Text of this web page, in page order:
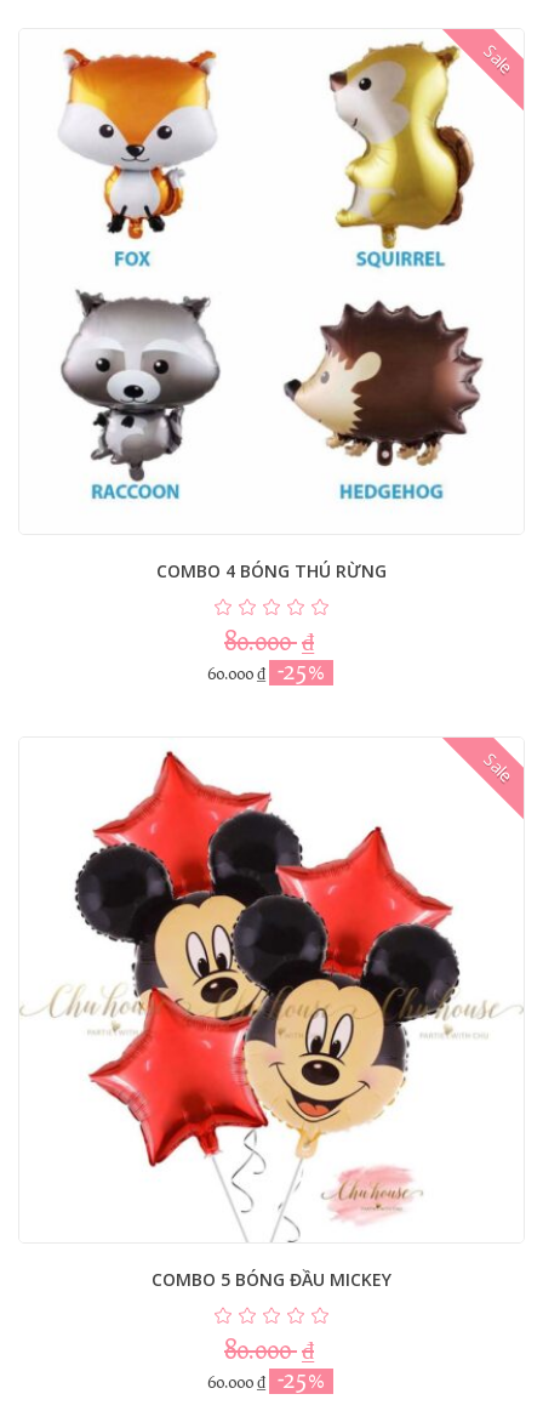
Sale
COMBO 4 BÓNG THÚ RỪNG
80.000₫
60.000₫ -25%
Sale
COMBO 5 BÓNG ĐẦU MICKEY
80.000₫
60.000₫ -25%